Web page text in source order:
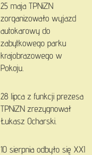
25 maja TPNiZN
zorganizowało wyjazd
autokarowy do
zabytkowego parku
krajobrazowego w
Pokoju.
28 lipca z funkcji prezesa
TPNiZN zrezygnował
Łukasz Ocharski.
10 sierpnia odbyło się XXI